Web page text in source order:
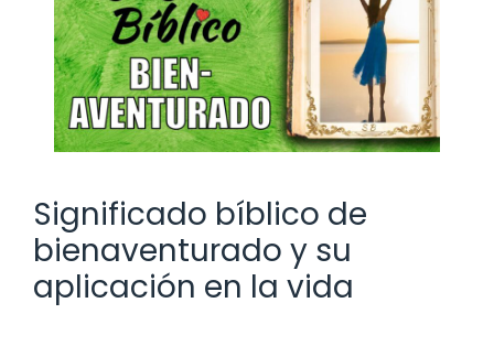
Significado bíblico de
bienaventurado y su
aplicación en la vida